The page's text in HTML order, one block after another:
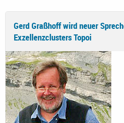
Gerd Graßhoff wird neuer
Exzellenzclusters Topoi